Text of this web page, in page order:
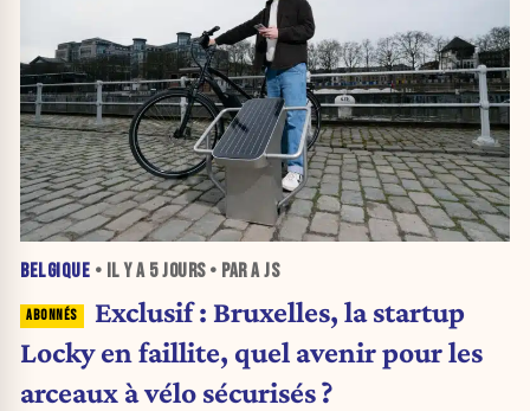
BELGIQUE • IL Y A 5 JOURS• PAR A JS
Exclusif : Bruxelles, la startup
Locky en faillite, quel avenir pour les
arceaux à vélo sécurisés ?